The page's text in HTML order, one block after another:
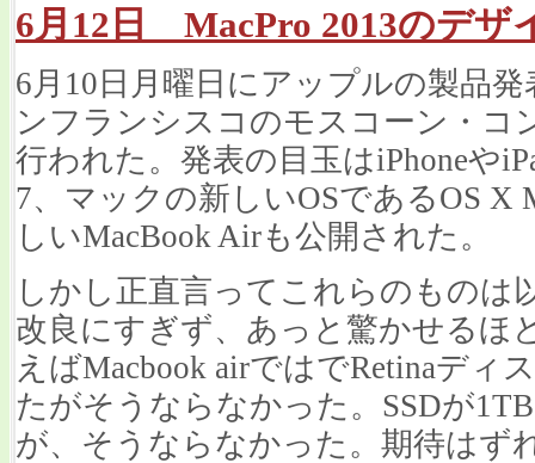
6月12日 MacPro 2013のデザ
6月10日月曜日にアップルの製品
ンフランシスコのモスコーン・コ
行われた。発表の目玉はiPhoneや
7、マックの新しいOSであるOS X
しいMacBook Airも公開された。
しかし正直言ってこれらのものは
改良にすぎず、あっと驚かせるほ
えばMacbook airではでRetinaディ
たがそうならなかった。SSDが
が、そうならなかった。期待はず